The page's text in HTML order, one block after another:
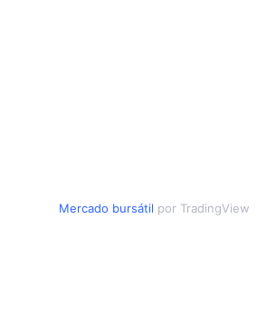
Mercado bursátil por TradingView